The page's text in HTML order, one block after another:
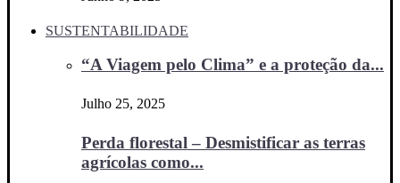
SUSTENTABILIDADE
“A Viagem pelo Clima” e a proteção da...
Julho 25, 2025
Perda florestal – Desmistificar as terras
agrícolas como...